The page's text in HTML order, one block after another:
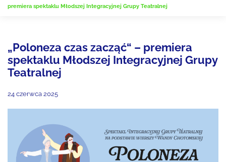
premiera spektaklu Młodszej Integracyjnej Grupy Teatralnej
„Poloneza czas zacząć“ – premiera
spektaklu Młodszej Integracyjnej Grupy
Teatralnej
24 czerwca 2025